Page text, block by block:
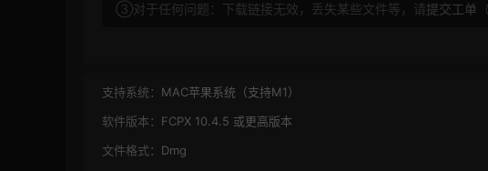
③对于任何问题：下载链接无效，丢失某些文件等，请提交工单
支持系统： MAC苹果系统（支持M1）
软件版本： FCPX 10.4.5 或更高版本
文件格式： Dmg